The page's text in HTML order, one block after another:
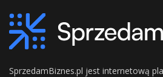
SprzedamBiznes.pl jest internetową